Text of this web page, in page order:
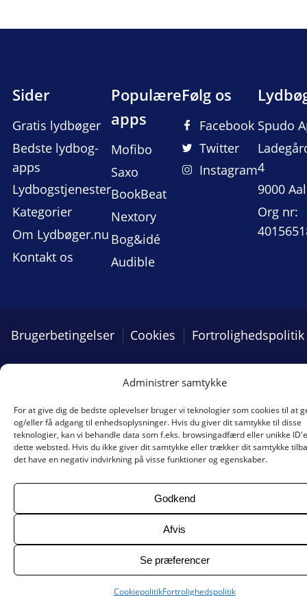
Administrer samtykke
For at give dig de bedste oplevelser bruger vi teknologier som cookies til at
og/eller få adgang til enhedsoplysninger. Hvis du giver dit samtykke til disse
teknologier, kan vi behandle data som f.eks. browsingadfærd eller unikke
dette websted. Hvis du ikke giver dit samtykke eller trækker dit samtykke
det have en negativ indvirkning på visse funktioner og egenskaber.
Godkend
Afvis
Se præferencer
CookiepolitikFortrolighedspolitik
Sider
Gratis lydbøger
Bedste lydbog-
apps
Lydbogstjenester
Kategorier
Om Lydbøger.nu
Kontakt os
Populære
apps
Mofibo
Saxo
BookBeat
Nextory
Bog&idé
Audible
Følg os
Facebook
Twitter
Instagram
Spudo
4
9000
Org nr:
Brugerbetingelser Cookies Fortrolighedspolitik